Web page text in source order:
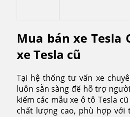
Mua bán xe Tesla
xe Tesla cũ
Tại hệ thống tư vấn xe
luôn sẵn sàng để hỗ trợ
kiếm các mẫu xe ô tô Tesla
chất lượng cao, phù hợp với